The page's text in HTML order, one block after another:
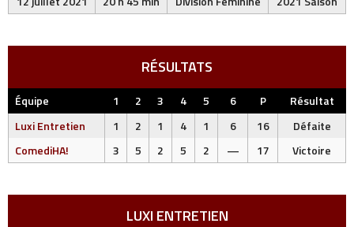
RÉSULTATS
Équipe 1 2 3 4 5 6 P
Résultat
Luxi Entretien
1 2 1 4 1 6 16
Défaite
ComediHA!
3 5 2 5 2 — 17 Victoire
LUXI ENTRETIEN